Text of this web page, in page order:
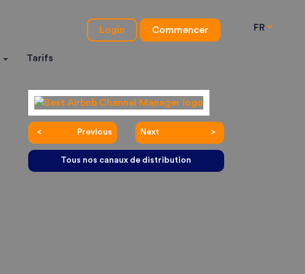
FR
Login Commencer
Tarifs
Previous Next
Tous nos canaux de distribution